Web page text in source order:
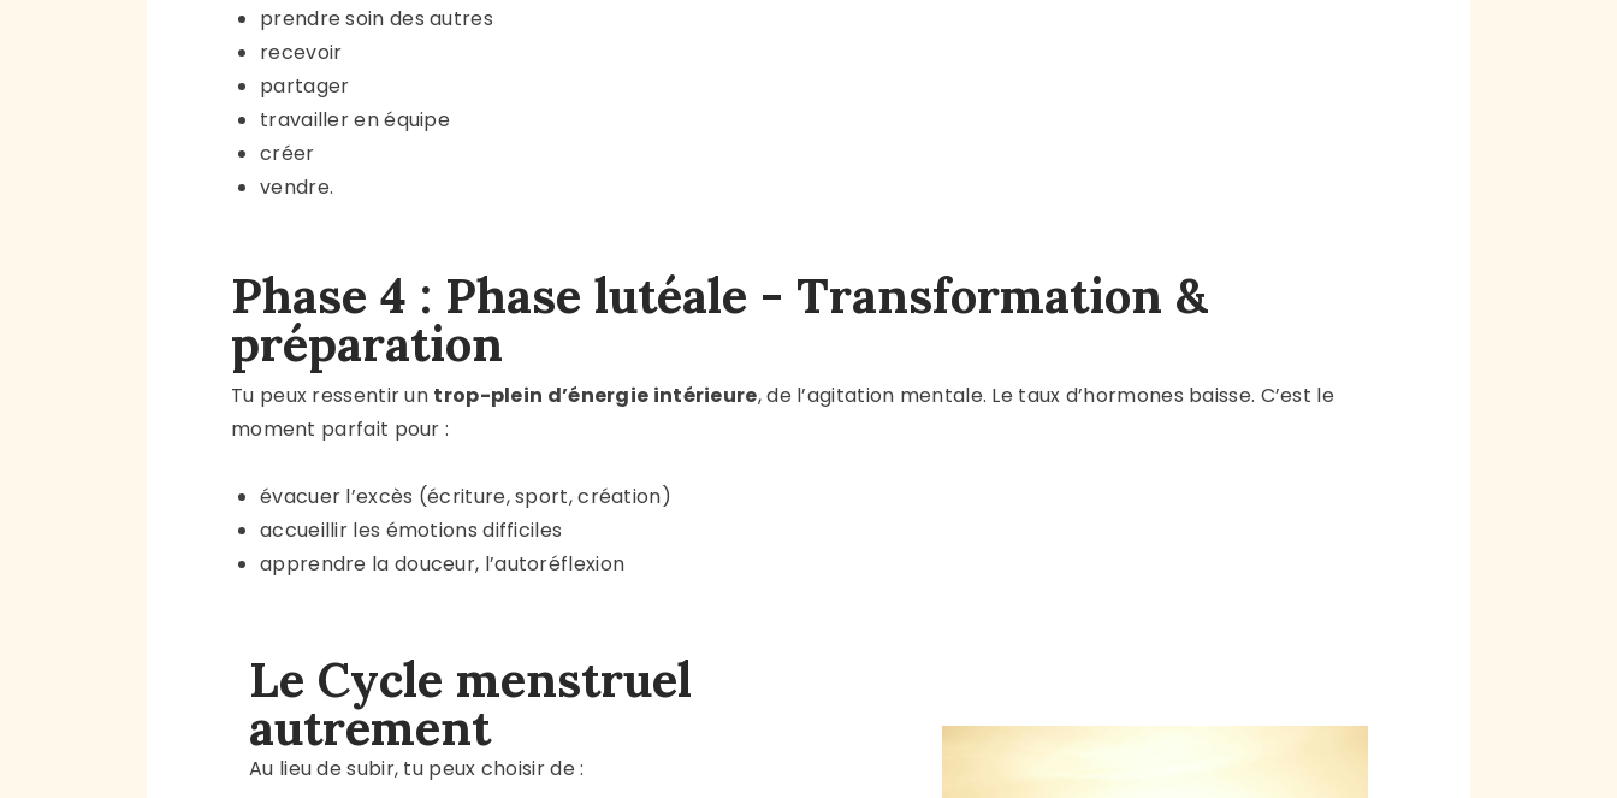
prendre soin des autres
recevoir
partager
travailler en équipe
créer
vendre.
Phase 4 : Phase lutéale - Transformation &
préparation
Tu peux ressentir un trop-plein d’énergie intérieure, de l’agitation mentale. Le taux d’hormones baisse. C’est le
moment parfait pour :
évacuer l’excès (écriture, sport, création)
accueillir les émotions difficiles
apprendre la douceur, l’autoréflexion
Le Cycle menstruel
autrement
Au lieu de subir, tu peux choisir de :